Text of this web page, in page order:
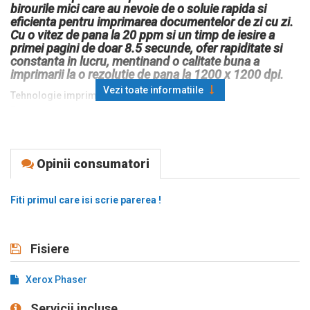
birourile mici care au nevoie de o soluie rapida si
eficienta pentru imprimarea documentelor de zi cu zi.
Cu o vitez de pana la 20 ppm si un timp de iesire a
primei pagini de doar 8.5 secunde, ofer rapiditate si
constanta in lucru, mentinand o calitate buna a
imprimarii la o rezolutie de pana la 1200 x 1200 dpi.
Tehnologie imprimare: Laser monocrom
Rezolutie de baza: 600 x 600 DPI
Procesor: 600 MHz
Prima pagina: 8.5 s
Capacitate intrare: 150 coli
Capacitate iesire: 100 coli
Numar tavi intrare: 1
Vezi toate informatiile
Opinii consumatori
Fiti primul care isi scrie parerea !
Fisiere
Xerox Phaser